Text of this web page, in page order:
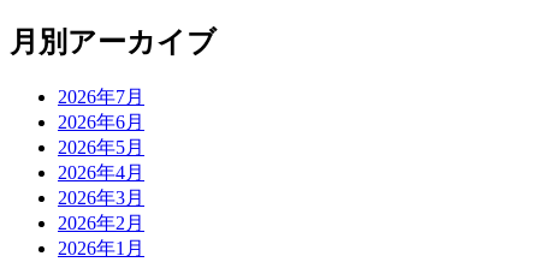
月別アーカイブ
2026年7月
2026年6月
2026年5月
2026年4月
2026年3月
2026年2月
2026年1月